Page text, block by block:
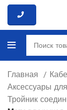
Главная
Аксессуары
Тройник